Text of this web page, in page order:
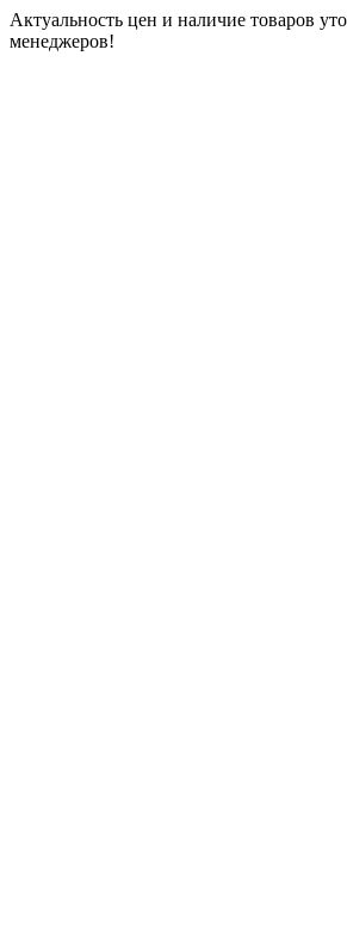
Актуальность цен и наличие товаров
менеджеров!